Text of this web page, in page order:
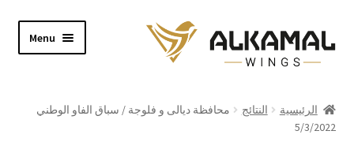
Skip
to
navigation
Skip
to
content
Menu
Shop
الرئيسية النتائج
محافظة ديالى و فلوجة / سباق الفاو الوطني
5/3/2022